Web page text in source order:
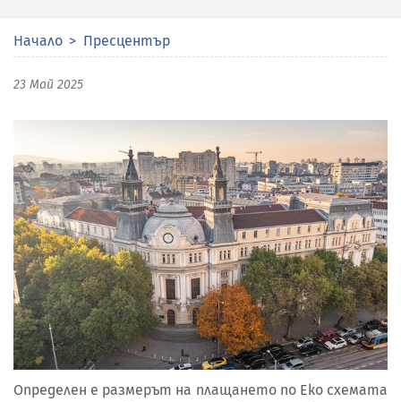
Начало Пресцентър
23 Май 2025
Определен е размерът на плащането по Еко схемата